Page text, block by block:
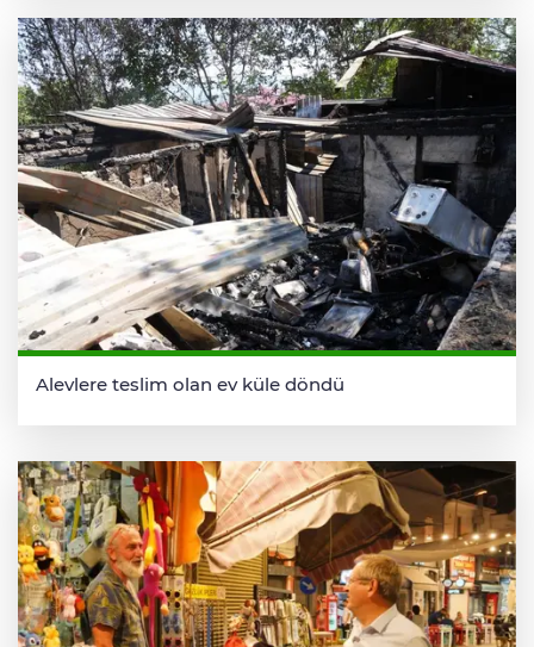
Alevlere teslim olan ev küle döndü